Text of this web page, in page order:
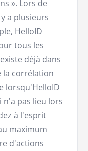
». Lors de
a plusieurs
HelloID
tous les
déjà dans
la corrélation
lorsqu'HelloID
n'a pas lieu lors
à l'esprit
maximum
d'actions